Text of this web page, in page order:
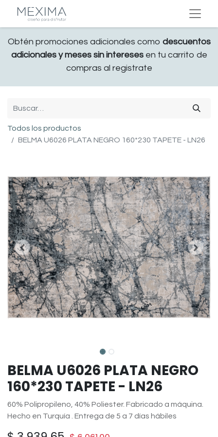
Obtén promociones adicionales como descuentos
adicionales y meses sin interesesen tu carrito de
compras al registrate
Todos los productos
BELMA U6026 PLATA NEGRO 160*230 TAPETE - LN26
BELMA U6026 PLATA NEGRO
160*230 TAPETE - LN26
60% Polipropileno, 40% Poliester. Fabricado a máquina.
Hecho en Turquía . Entrega de 5 a 7 días hábiles